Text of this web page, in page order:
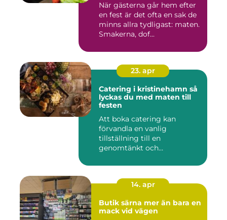
När gästerna går hem efter
en fest är det ofta en sak de
minns allra tydligast: maten.
Smakerna, dof...
23. apr
Catering i kristinehamn så
lyckas du med maten till
festen
Att boka catering kan
förvandla en vanlig
tillställning till en
genomtänkt och
14. apr
Butik särna mer än bara en
mack vid vägen